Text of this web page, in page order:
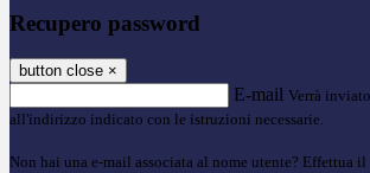
Recupero password
button close ×
E-mail Verrà
all'indirizzo indicato con le istruzioni necessarie.
Non hai una e-mail associata al nome utente? Effettua il